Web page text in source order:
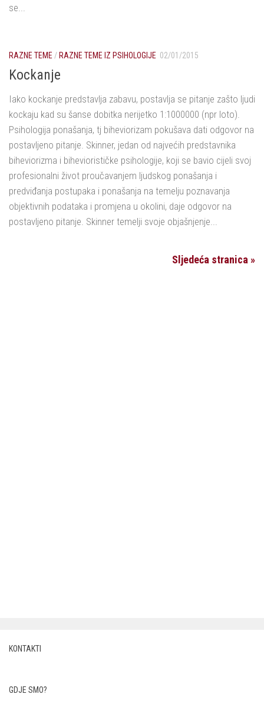
se...
RAZNE TEME / RAZNE TEME IZ PSIHOLOGIJE 02/01/2015
Kockanje
Iako kockanje predstavlja zabavu, postavlja se pitanje zašto ljudi
kockaju kad su šanse dobitka nerijetko 1:1000000 (npr loto).
Psihologija ponašanja, tj biheviorizam pokušava dati odgovor na
postavljeno pitanje. Skinner, jedan od najvećih predstavnika
biheviorizma i biheviorističke psihologije, koji se bavio cijeli svoj
profesionalni život proučavanjem ljudskog ponašanja i
predviđanja postupaka i ponašanja na temelju poznavanja
objektivnih podataka i promjena u okolini, daje odgovor na
postavljeno pitanje. Skinner temelji svoje objašnjenje...
Sljedeća stranica »
KONTAKTI
GDJE SMO?